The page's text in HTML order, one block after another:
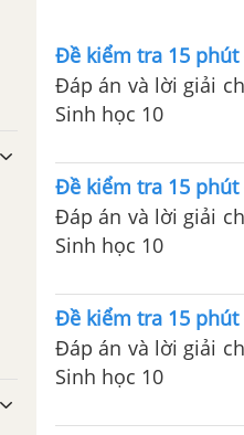
Đề kiểm tra 15 phút
Đáp án và lời giải
Sinh học 10
Đề kiểm tra 15 phút
Đáp án và lời giải
Sinh học 10
Đề kiểm tra 15 phút
Đáp án và lời giải
Sinh học 10